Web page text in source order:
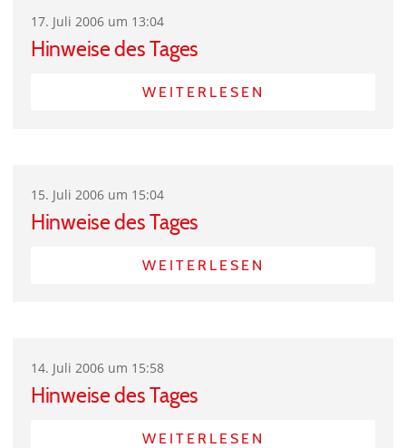
17. Juli 2006 um 13:04
Hinweise des Tages
WEITERLESEN
15. Juli 2006 um 15:04
Hinweise des Tages
WEITERLESEN
14. Juli 2006 um 15:58
Hinweise des Tages
WEITERLESEN